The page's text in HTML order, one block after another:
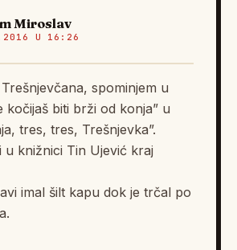
Miroslav
U 16:26
spominjem u
kočijaš biti brži od konja” u
tres, tres, Trešnjevka”.
u knižnici Tin Ujević kraj
imal šilt kapu dok je trčal po